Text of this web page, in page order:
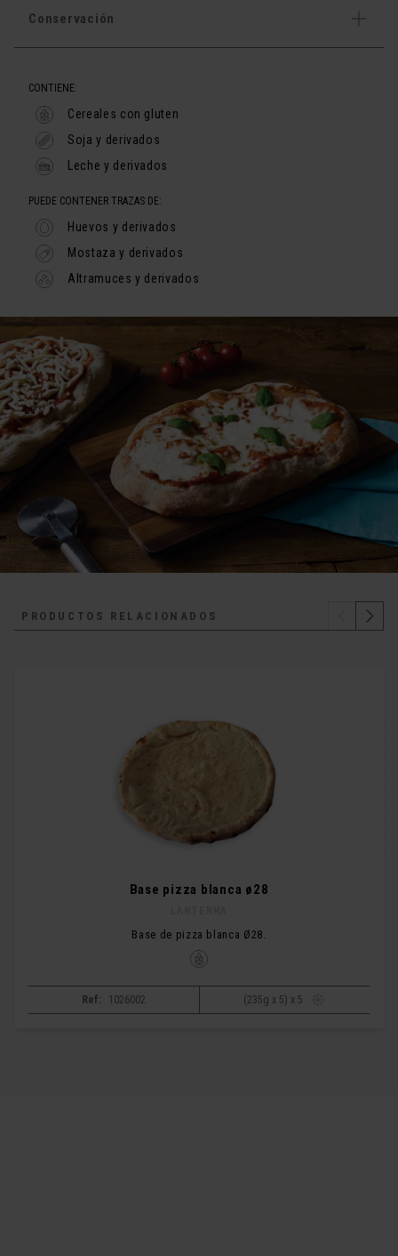
Conservación
CONTIENE:
Cereales con gluten
Soja y derivados
Leche y derivados
PUEDE CONTENER TRAZAS DE:
Huevos y derivados
Mostaza y derivados
Altramuces y derivados
PRODUCTOS RELACIONADOS
Base pizza blanca ø28
Base de pizza blanca Ø28.
Ref: 1026002 (235g x 5) x 5